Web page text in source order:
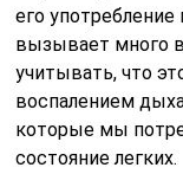
его употребление
вызывает много
учитывать, что
воспалением
которые мы
состояние легких.